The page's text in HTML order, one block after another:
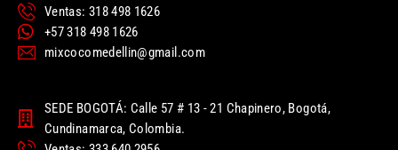
Ventas: 318 498 1626
+57 318 498 1626
mixcocomedellin@gmail.com
SEDE BOGOTÁ: Calle 57 # 13 - 21 Chapinero, Bogotá,
Cundinamarca, Colombia.